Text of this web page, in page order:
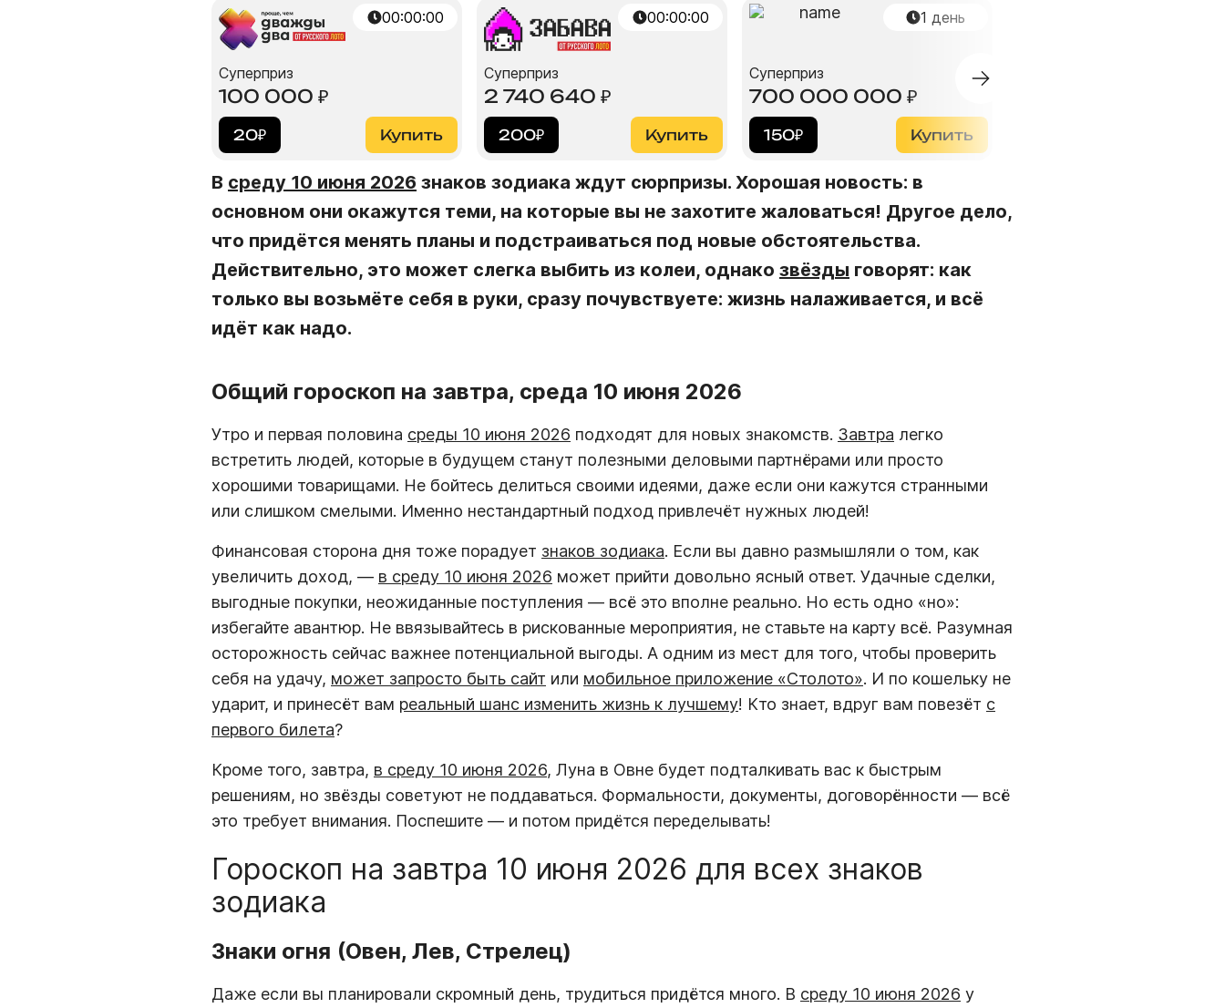
00:00:00
Суперприз
100 000 ₽
20₽ Купить
00:00:00
Суперприз
2 740 640 ₽
200₽ Купить
1 день
Суперприз
700 000 000 ₽
150₽ Купить
В среду 10 июня 2026 знаков зодиака ждут сюрпризы. Хорошая новость: в
основном они окажутся теми, на которые вы не захотите жаловаться! Другое дело,
что придётся менять планы и подстраиваться под новые обстоятельства.
Действительно, это может слегка выбить из колеи, однако звёзды говорят: как
только вы возьмёте себя в руки, сразу почувствуете: жизнь налаживается, и всё
идёт как надо.
Общий гороскоп на завтра, среда 10 июня 2026
Утро и первая половина среды 10 июня 2026 подходят для новых знакомств. Завтра легко
встретить людей, которые в будущем станут полезными деловыми партнёрами или просто
хорошими товарищами. Не бойтесь делиться своими идеями, даже если они кажутся странными
или слишком смелыми. Именно нестандартный подход привлечёт нужных людей!
Финансовая сторона дня тоже порадует знаков зодиака. Если вы давно размышляли о том, как
увеличить доход, — в среду 10 июня 2026 может прийти довольно ясный ответ. Удачные сделки,
выгодные покупки, неожиданные поступления — всё это вполне реально. Но есть одно «но»:
избегайте авантюр. Не ввязывайтесь в рискованные мероприятия, не ставьте на карту всё. Разумная
осторожность сейчас важнее потенциальной выгоды. А одним из мест для того, чтобы проверить
себя на удачу, может запросто быть сайт или мобильное приложение «Столото». И по кошельку не
ударит, и принесёт вам реальный шанс изменить жизнь к лучшему! Кто знает, вдруг вам повезёт с
первого билета?
Кроме того, завтра, в среду 10 июня 2026, Луна в Овне будет подталкивать вас к быстрым
решениям, но звёзды советуют не поддаваться. Формальности, документы, договорённости — всё
это требует внимания. Поспешите — и потом придётся переделывать!
Гороскоп на завтра 10 июня 2026 для всех знаков
зодиака
Знаки огня (Овен, Лев, Стрелец)
Даже если вы планировали скромный день, трудиться придётся много. В среду 10 июня 2026 у